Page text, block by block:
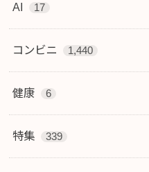
AI 17
コンビニ 1,440
健康 6
特集 339